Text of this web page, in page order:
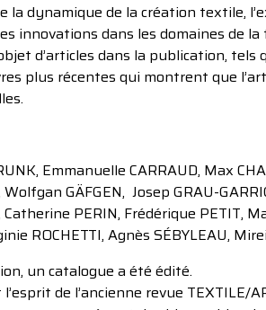
la dynamique de la création textile,
innovations dans les domaines de
d’articles dans la publication,
plus récentes qui montrent que
Emmanuelle CARRAUD, Max
GÄFGEN, Josep GRAU-
PERIN, Frédérique PETIT,
ROCHETTI, Agnès SÉBYLEAU,
un catalogue a été édité.
de l’ancienne revue